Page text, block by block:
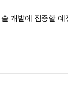
개발에 집중할 예